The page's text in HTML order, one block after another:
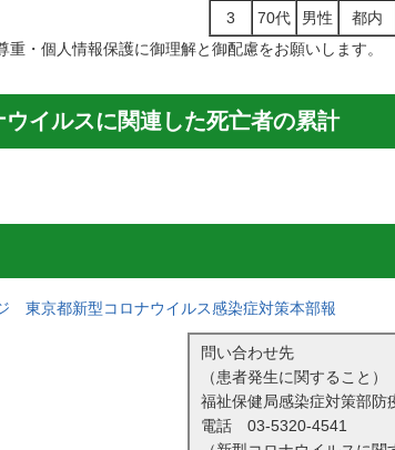
3
70代 男性 都内
・個人情報保護に御理解と御配慮をお願いします。
イルスに関連した死亡者の累計
東京都新型コロナウイルス感染症対策本部報
問い合わせ先
（患者発生に関すること）
福祉保健局感染症対策部防
電話 03-5320-4541